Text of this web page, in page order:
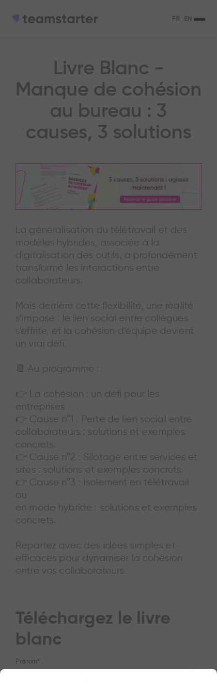
FR EN
Livre Blanc -
Manque de cohésion
au bureau : 3
causes, 3 solutions
La généralisation du télétravail et des
modèles hybrides, associée à la
digitalisation des outils, a profondément
transformé les interactions entre
collaborateurs.
Mais derrière cette flexibilité, une réalité
s’impose : le lien social entre collègues
s’effrite, et la cohésion d’équipe devient
un vrai défi.
📆 Au programme :
👉 La cohésion : un défi pour les
entreprises
👉 Cause n°1 : Perte de lien social entre
collaborateurs : solutions et exemples
concrets.
👉 Cause n°2 : Silotage entre services et
sites : solutions et exemples concrets.
👉 Cause n°3 : Isolement en télétravail
ou
en mode hybride : solutions et exemples
concrets.
Repartez avec des idées simples et
efficaces pour dynamiser la cohésion
entre vos collaborateurs.
Téléchargez le livre
blanc